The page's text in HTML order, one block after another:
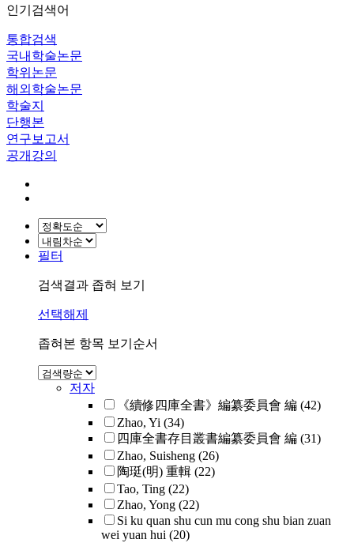
인기검색어
통합검색
국내학술논문
학위논문
해외학술논문
학술지
단행본
연구보고서
공개강의
필터
검색결과 좁혀 보기
선택해제
좁혀본 항목 보기순서
저자
《續修四庫全書》編纂委員會 編 (42)
Zhao, Yi (34)
四庫全書存目叢書編纂委員會 編 (31)
Zhao, Suisheng (26)
陶珽(明) 重輯 (22)
Tao, Ting (22)
Zhao, Yong (22)
Si ku quan shu cun mu cong shu bian zuan
wei yuan hui (20)